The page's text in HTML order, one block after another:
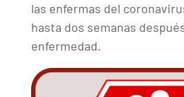
las enfermas del
hasta dos semanas
enfermedad.